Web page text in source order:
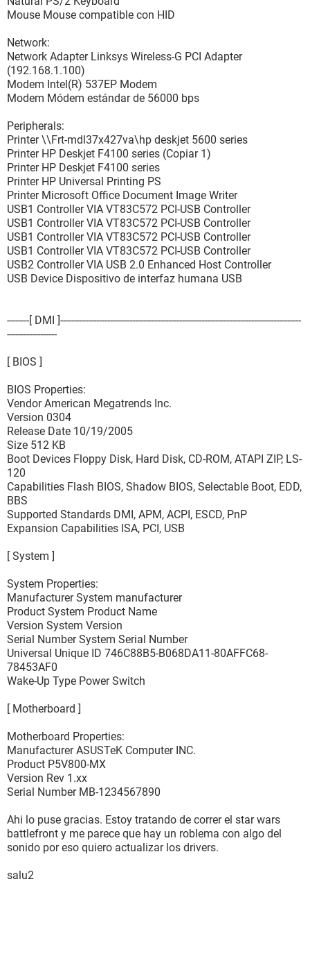
Mouse Mouse compatible con HID
Network:
Network Adapter Linksys Wireless-G PCI Adapter
(192.168.1.100)
Modem Intel(R) 537EP Modem
Modem Módem estándar de 56000 bps
Peripherals:
Printer \\Frt-mdl37x427va\hp deskjet 5600 series
Printer HP Deskjet F4100 series (Copiar 1)
Printer HP Deskjet F4100 series
Printer HP Universal Printing PS
Printer Microsoft Office Document Image Writer
USB1 Controller VIA VT83C572 PCI-USB Controller
USB1 Controller VIA VT83C572 PCI-USB Controller
USB1 Controller VIA VT83C572 PCI-USB Controller
USB1 Controller VIA VT83C572 PCI-USB Controller
USB2 Controller VIA USB 2.0 Enhanced Host Controller
USB Device Dispositivo de interfaz humana USB
--------[ DMI ]---------------------------------------------------------------------------------------
------------------
[ BIOS ]
BIOS Properties:
Vendor American Megatrends Inc.
Version 0304
Release Date 10/19/2005
Size 512 KB
Boot Devices Floppy Disk, Hard Disk, CD-ROM, ATAPI ZIP, LS-
120
Capabilities Flash BIOS, Shadow BIOS, Selectable Boot, EDD,
BBS
Supported Standards DMI, APM, ACPI, ESCD, PnP
Expansion Capabilities ISA, PCI, USB
[ System ]
System Properties:
Manufacturer System manufacturer
Product System Product Name
Version System Version
Serial Number System Serial Number
Universal Unique ID 746C88B5-B068DA11-80AFFC68-
78453AF0
Wake-Up Type Power Switch
[ Motherboard ]
Motherboard Properties:
Manufacturer ASUSTeK Computer INC.
Product P5V800-MX
Version Rev 1.xx
Serial Number MB-1234567890
Ahi lo puse gracias. Estoy tratando de correr el star wars
battlefront y me parece que hay un roblema con algo del
sonido por eso quiero actualizar los drivers.
salu2